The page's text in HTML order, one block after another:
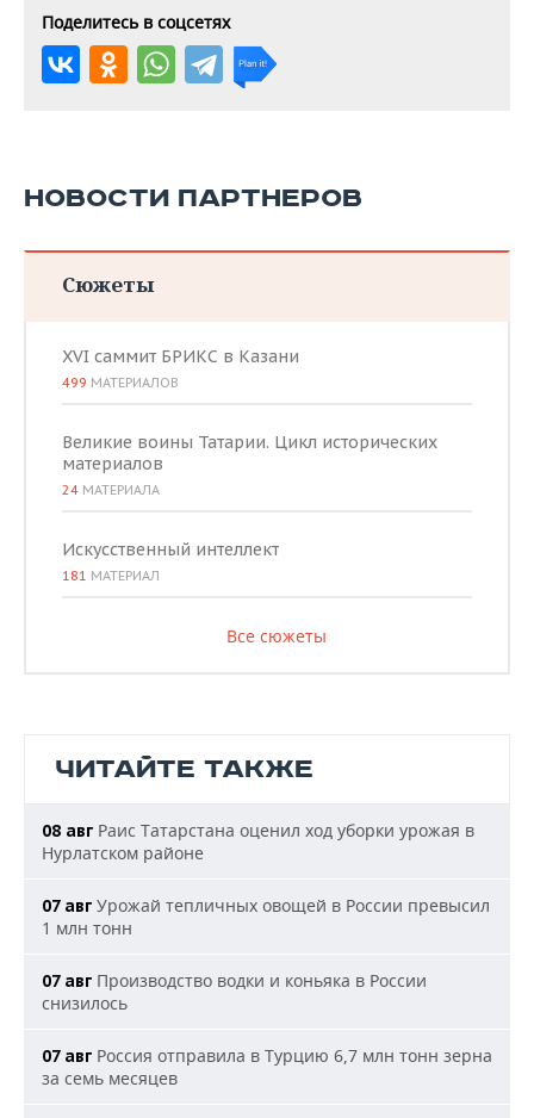
Поделитесь в соцсетях
НОВОСТИ ПАРТНЕРОВ
Сюжеты
XVI саммит БРИКС в Казани
499 МАТЕРИАЛОВ
Великие воины Татарии. Цикл исторических
материалов
24 МАТЕРИАЛА
Искусственный интеллект
181 МАТЕРИАЛ
Все сюжеты
ЧИТАЙТЕ ТАКЖЕ
08 авг Раис Татарстана оценил ход уборки урожая в
Нурлатском районе
07 авг Урожай тепличных овощей в России превысил
1 млн тонн
07 авг Производство водки и коньяка в России
снизилось
07 авг Россия отправила в Турцию 6,7 млн тонн зерна
за семь месяцев